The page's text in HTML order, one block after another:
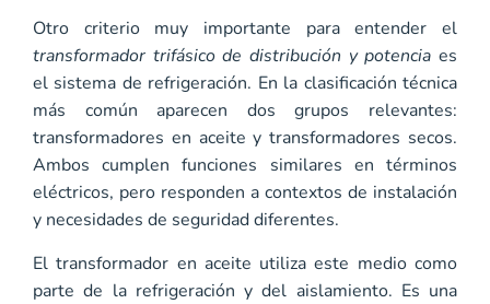
Otro criterio muy importante para entender el
transformador trifásico de distribución y potencia es
el sistema de refrigeración. En la clasificación técnica
más común aparecen dos grupos relevantes:
transformadores en aceite y transformadores secos.
Ambos cumplen funciones similares en términos
eléctricos, pero responden a contextos de instalación
y necesidades de seguridad diferentes.
El transformador en aceite utiliza este medio como
parte de la refrigeración y del aislamiento. Es una